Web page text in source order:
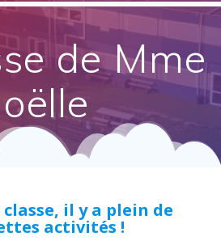
de Mme
il y a plein de
activités !